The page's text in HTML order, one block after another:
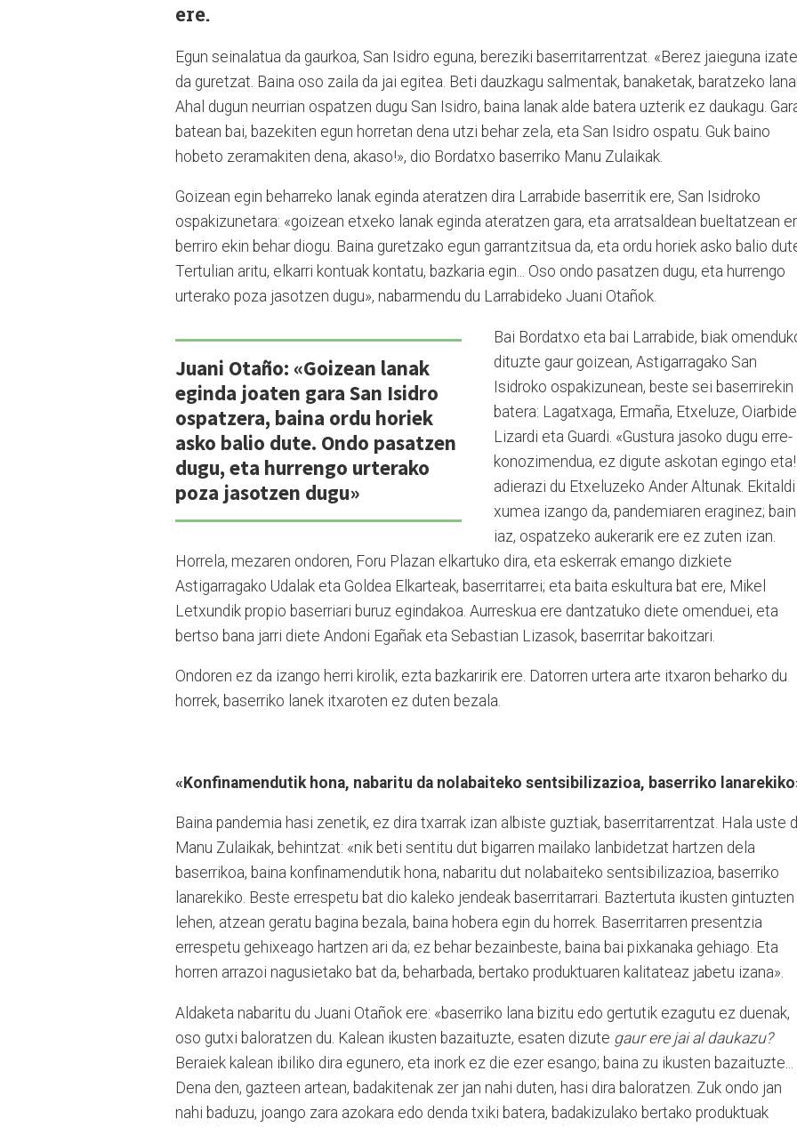
ere.
Egun seinalatua da gaurkoa, San Isidro eguna, bereziki baserri­ta­rrentzat. «Berez jaieguna
da guretzat. Baina oso zaila da jai egitea. Beti dauzkagu salmentak, banaketak, baratzeko
Ahal dugun neurrian ospatzen dugu San Isidro, baina lanak alde batera uzterik ez daukagu.
batean bai, bazekiten egun horretan dena utzi behar zela, eta San Isidro ospatu. Guk baino
hobeto zeramakiten dena, akaso!», dio Bordatxo baserriko Manu Zulaikak.
Goizean egin beharreko lanak eginda ateratzen dira Larrabide baserritik ere, San Isidroko
ospakizunetara: «goizean etxeko lanak eginda ateratzen gara, eta arratsaldean bueltatzean
berriro ekin behar diogu. Baina guretzako egun garrantzitsua da, eta ordu horiek asko balio
Tertulian aritu, elkarri kontuak kontatu, bazkaria egin... Oso ondo pasatzen dugu, eta hurrengo
urterako poza jasotzen dugu», nabarmendu du Larrabideko Juani Otañok.
Juani Otaño: «Goizean lanak
eginda joaten gara San Isidro
ospatzera, baina ordu horiek
asko balio dute. Ondo pasatzen
dugu, eta hurrengo urterako
poza jasotzen dugu»
Bai Bordatxo eta bai Larrabide, biak
dituzte gaur goizean, Astigarragako San
Isidroko ospakizunean, beste sei baserrirekin
batera: Lagatxaga, Ermaña, Etxeluze,
Lizardi eta Guardi. «Gustura jasoko dugu erre­
konozimendua, ez digute as­ko­tan egingo
adierazi du Etxeluzeko Ander Altunak. Eki­taldi
xumea izango da, pandemiaren eraginez;
iaz, ospatzeko aukerarik ere ez zuten izan.
Horrela, mezaren ondoren, Foru Plazan elkartuko dira, eta eskerrak emango dizkiete
Astigarragako Udalak eta Goldea Elkarteak, baserritarrei; eta baita eskultura bat ere, Mikel
Letxundik propio baserriari buruz egindakoa. Aurreskua ere dantzatuko diete omenduei, eta
bertso bana jarri diete Andoni Egañak eta Sebastian Lizasok, baserritar bakoitzari.
Ondoren ez da izango herri kirolik, ezta bazkaririk ere. Da­to­rren urtera arte itxaron be­har­ko du
horrek, baserriko lanek itxaroten ez duten bezala.
«Konfinamendutik hona, nabaritu da nolabaiteko sentsibilizazioa, baserriko
Baina pandemia hasi zenetik, ez dira txarrak izan albiste guztiak, baserritarrentzat. Hala uste
Manu Zulaikak, behintzat: «nik beti sentitu dut bigarren mailako lanbidetzat hartzen dela
baserrikoa, baina konfinamendutik hona, nabaritu dut nolabaiteko sentsibilizazioa, baserriko
lanarekiko. Beste errespetu bat dio kaleko jendeak baserritarrari. Baztertuta ikusten gintuzten
lehen, atzean geratu bagina bezala, baina hobera egin du horrek. Baserritarren presentzia
errespetu gehixeago hartzen ari da; ez behar bezainbeste, baina bai pixkanaka gehiago. Eta
horren arrazoi nagusietako bat da, beharbada, bertako produktuaren kalitateaz jabetu izana».
Aldaketa nabaritu du Juani Otañok ere: «baserriko lana bizitu edo gertutik ezagutu ez duenak,
oso gutxi baloratzen du. Kalean ikusten bazaituzte, esaten dizute gaur ere jai al daukazu?
Beraiek kalean ibiliko dira egunero, eta inork ez die ezer esango; baina zu ikusten bazaituzte...
Dena den, gazteen artean, badakitenak zer jan nahi duten, hasi dira baloratzen. Zuk ondo jan
nahi baduzu, joango zara azokara edo denda txiki batera, badakizulako bertako produktuak